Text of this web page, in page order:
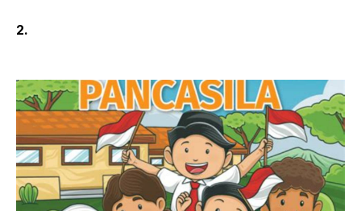
2.